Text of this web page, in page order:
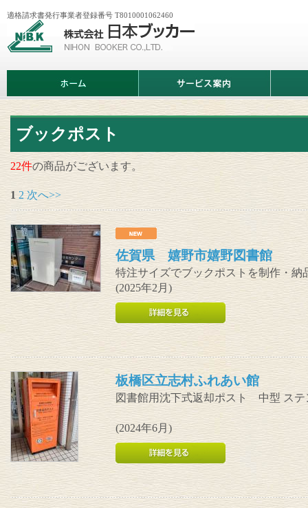
会
日
ッ
カ
適格請求書発行事業者登録番号 T8010001062460
ム
ビ
案
情
ブックポスト
22件の商品がございます。
1 2 次へ>>
佐賀県 嬉野市嬉野図書館
特注サイズでブックポストを制作・納
(2025年2月)
板橋区立志村ふれあい館
図書館用沈下式返却ポスト 中型 ステ
(2024年6月)